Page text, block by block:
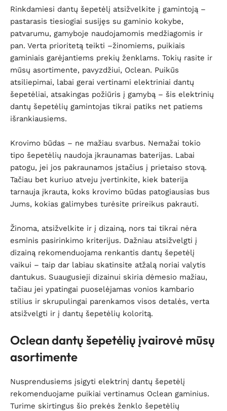
Rinkdamiesi dantų šepetėlį atsižvelkite į gamintoją –
pastarasis tiesiogiai susijęs su gaminio kokybe,
patvarumu, gamyboje naudojamomis medžiagomis ir
pan. Verta prioritetą teikti –žinomiems, puikiais
gaminiais garėjantiems prekių ženklams. Tokių rasite ir
mūsų asortimente, pavyzdžiui, Oclean. Puikūs
atsiliepimai, labai gerai vertinami elektriniai dantų
šepetėliai, atsakingas požiūris į gamybą – šis elektrinių
dantų šepetėlių gamintojas tikrai patiks net patiems
išrankiausiems.
Krovimo būdas – ne mažiau svarbus. Nemažai tokio
tipo šepetėlių naudoja įkraunamas baterijas. Labai
patogu, jei jos pakraunamos įstačius į prietaiso stovą.
Tačiau bet kuriuo atveju įvertinkite, kiek baterija
tarnauja įkrauta, koks krovimo būdas patogiausias bus
Jums, kokias galimybes turėsite prireikus pakrauti.
Žinoma, atsižvelkite ir į dizainą, nors tai tikrai nėra
esminis pasirinkimo kriterijus. Dažniau atsižvelgti į
dizainą rekomenduojama renkantis dantų šepetėlį
vaikui – taip dar labiau skatinsite atžalą noriai valytis
dantukus. Suaugusieji dizainui skiria dėmesio mažiau,
tačiau jei ypatingai puoselėjamas vonios kambario
stilius ir skrupulingai parenkamos visos detalės, verta
atsižvelgti ir į dantų šepetėlių koloritą.
Oclean dantų šepetėlių įvairovė mūsų
asortimente
Nusprendusiems įsigyti elektrinį dantų šepetėlį
rekomenduojame puikiai vertinamus Oclean gaminius.
Turime skirtingus šio prekės ženklo šepetėlių